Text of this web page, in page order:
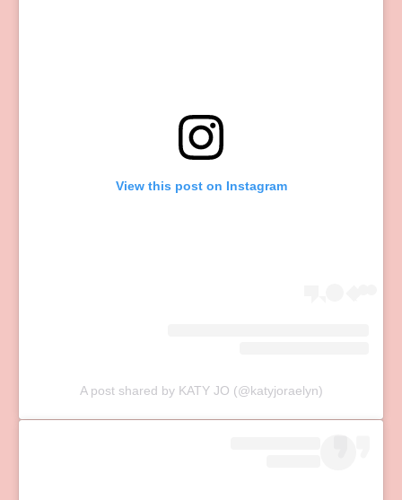
View this post on Instagram
A post shared by KATY JO (@katyjoraelyn)